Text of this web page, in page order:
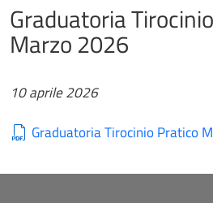
Graduatoria
Marzo 2026
10 aprile 2026
Graduatoria Tirocinio Pratico